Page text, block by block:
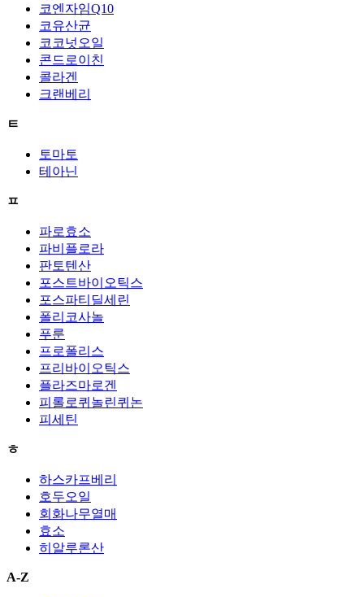
코엔자임Q10
코유산균
코코넛오일
콘드로이친
콜라겐
크랜베리
ㅌ
토마토
테아닌
ㅍ
파로효소
파비플로라
판토텐산
포스트바이오틱스
포스파티딜세린
폴리코사놀
푸룬
프로폴리스
프리바이오틱스
플라즈마로겐
피롤로퀴놀린퀴논
피세틴
ㅎ
하스카프베리
호두오일
회화나무열매
효소
히알루론산
A-Z